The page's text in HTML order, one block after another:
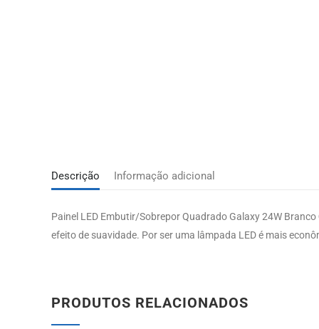
Descrição Informação adicional
Painel LED Embutir/Sobrepor Quadrado Galaxy 24W
efeito de suavidade. Por ser uma lâmpada LED é mais
PRODUTOS RELACIONADOS